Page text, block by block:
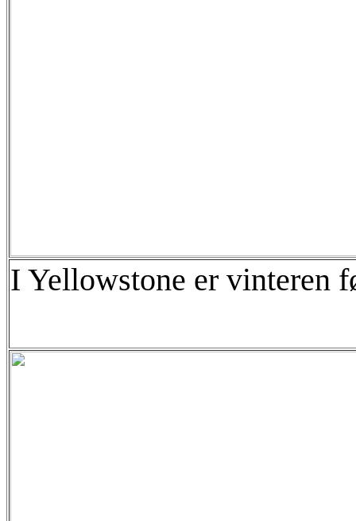
I Yellowstone er vinteren